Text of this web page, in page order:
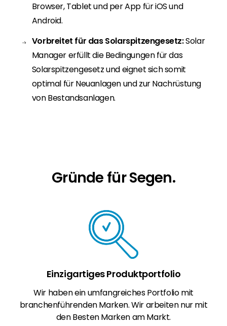
Browser, Tablet und per App für iOS und
Android.
Vorbreitet für das Solarspitzengesetz:Solar
Manager erfüllt die Bedingungen für das
Solarspitzengesetz und eignet sich somit
optimal für Neuanlagen und zur Nachrüstung
von Bestandsanlagen.
Gründe für Segen.
Einzigartiges Produktportfolio
Wir haben ein umfangreiches Portfolio mit
branchenführenden Marken. Wir arbeiten nur mit
den Besten Marken am Markt.